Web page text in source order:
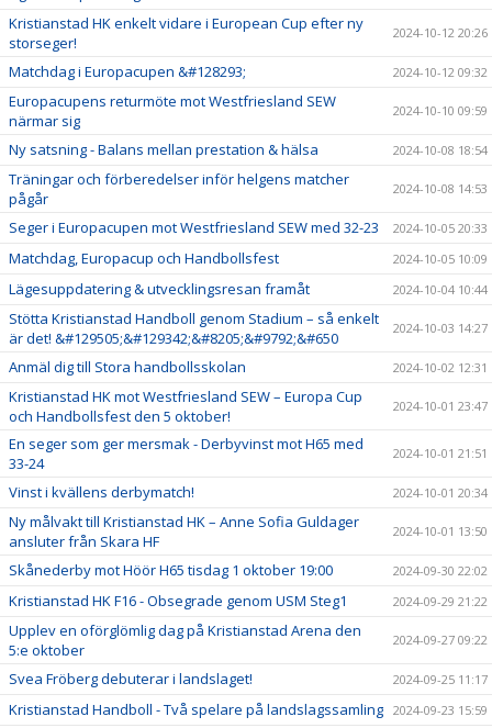
Kristianstad HK enkelt vidare i European Cup efter ny
storseger!
2024-10-12 20:26
Matchdag i Europacupen &#128293; 2024-10-12 09:32
Europacupens returmöte mot Westfriesland SEW
närmar sig
2024-10-10 09:59
Ny satsning - Balans mellan prestation & hälsa 2024-10-08 18:54
Träningar och förberedelser inför helgens matcher
pågår
2024-10-08 14:53
Seger i Europacupen mot Westfriesland SEW med 32-23 2024-10-05 20:33
Matchdag, Europacup och Handbollsfest 2024-10-05 10:09
Lägesuppdatering & utvecklingsresan framåt 2024-10-04 10:44
Stötta Kristianstad Handboll genom Stadium – så enkelt
är det! &#129505;&#129342;&#8205;&#9792;&#650
2024-10-03 14:27
Anmäl dig till Stora handbollsskolan 2024-10-02 12:31
Kristianstad HK mot Westfriesland SEW – Europa Cup
och Handbollsfest den 5 oktober!
2024-10-01 23:47
En seger som ger mersmak - Derbyvinst mot H65 med
33-24
2024-10-01 21:51
Vinst i kvällens derbymatch! 2024-10-01 20:34
Ny målvakt till Kristianstad HK – Anne Sofia Guldager
ansluter från Skara HF
2024-10-01 13:50
Skånederby mot Höör H65 tisdag 1 oktober 19:00 2024-09-30 22:02
Kristianstad HK F16 - Obsegrade genom USM Steg1 2024-09-29 21:22
Upplev en oförglömlig dag på Kristianstad Arena den
5:e oktober
2024-09-27 09:22
Svea Fröberg debuterar i landslaget! 2024-09-25 11:17
Kristianstad Handboll - Två spelare på landslagssamling 2024-09-23 15:59